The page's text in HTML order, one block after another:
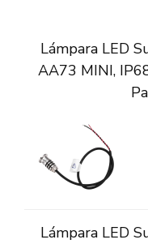
Lámpara LED
AA73 MINI,
Lámpara LED